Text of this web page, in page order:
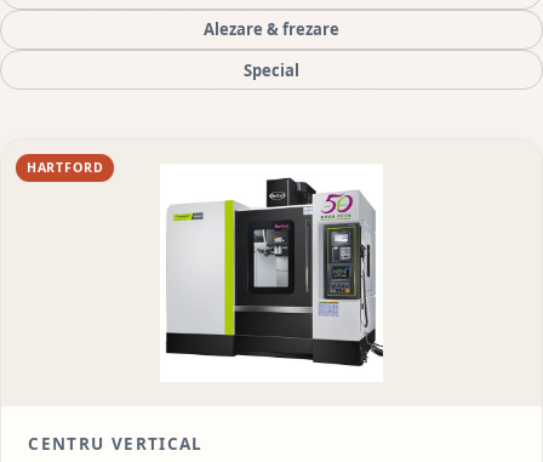
Alezare & frezare
Special
HARTFORD
CENTRU VERTICAL